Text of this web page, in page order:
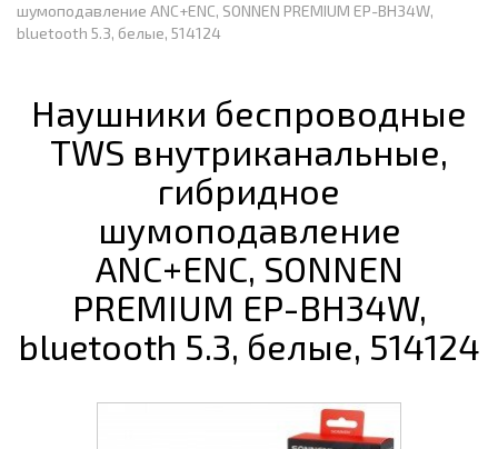
шумоподавление ANC+ENC, SONNEN PREMIUM EP-BH34W,
bluetooth 5.3, белые, 514124
Наушники беспроводные
TWS внутриканальные,
гибридное
шумоподавление
ANC+ENC, SONNEN
PREMIUM EP-BH34W,
bluetooth 5.3, белые, 514124